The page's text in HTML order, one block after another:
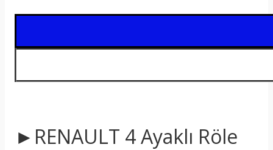
►RENAULT 4 Ayaklı Röle